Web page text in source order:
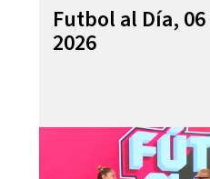
Futbol al Día,
2026